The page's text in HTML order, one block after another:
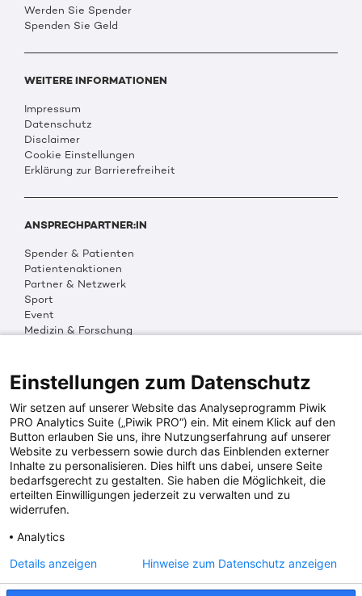
Werden Sie Spender
Spenden Sie Geld
WEITERE INFORMATIONEN
Impressum
Datenschutz
Disclaimer
Cookie Einstellungen
Erklärung zur Barrierefreiheit
ANSPRECHPARTNER:IN
Spender & Patienten
Patientenaktionen
Partner & Netzwerk
Sport
Event
Medizin & Forschung
Multimedia
Social Media
PRESSEINFOS
Fotos & Media
Digitale Pressemappen
Patientenaktionen
DKMS SPENDENKONTO
DKMS Donor Center gGmbH
Einstellungen zum Datenschutz
Wir setzen auf unserer Website das Analyseprogramm Piwik
PRO Analytics Suite („Piwik PRO“) ein. Mit einem Klick auf den
Button erlauben Sie uns, ihre Nutzungserfahrung auf unserer
Website zu verbessern sowie durch das Einblenden externer
Inhalte zu personalisieren. Dies hilft uns dabei, unsere Seite
bedarfsgerecht zu gestalten. Sie haben die Möglichkeit, die
erteilten Einwilligungen jederzeit zu verwalten und zu
widerrufen.
Analytics
Details anzeigen Hinweise zum Datenschutz anzeigen